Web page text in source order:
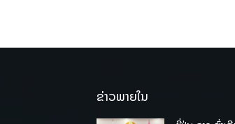
ຂ່າວພາຍໃນ